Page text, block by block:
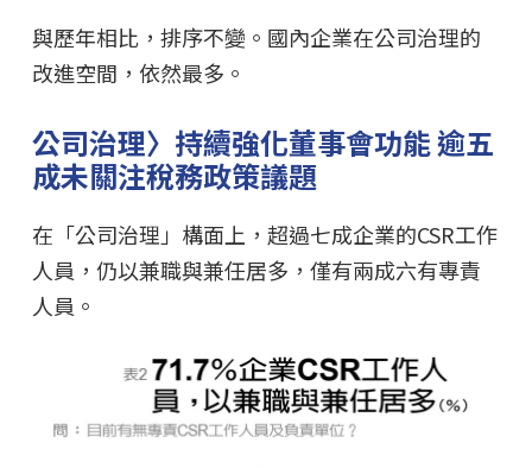
與歷年相比，排序不變。國內企業在公司治理的
改進空間，依然最多。
公司治理〉持續強化董事會功能 逾五
成未關注稅務政策議題
在「公司治理」構面上，超過七成企業的CSR工作
人員，仍以兼職與兼任居多，僅有兩成六有專責
人員。